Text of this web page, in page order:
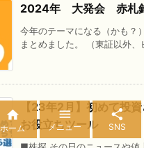
2024年 大発会 赤札
今年のテーマになる（かも？
まとめました。 （東証以外、
【23年2月】初めて投
お役立ちツール

ホーム

メニュー

SNS